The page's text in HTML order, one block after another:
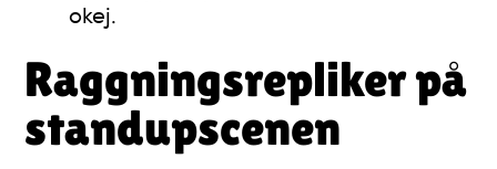
okej.
Raggningsrepliker på
standupscenen